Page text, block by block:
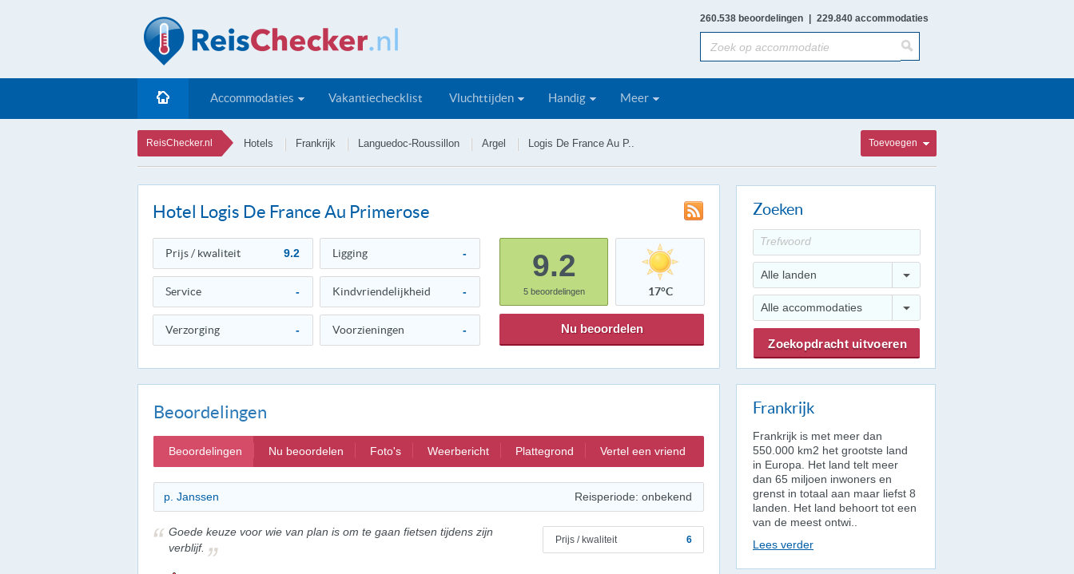
260.538 beoordelingen 229.840 accommodaties
Accommodaties Vakantiechecklist Vluchttijden Handig Meer
ReisChecker.nl Hotels Frankrijk Languedoc-Roussillon Argel Logis De France Au P.. Toevoegen
Hotel Logis De France Au Primerose
Prijs / kwaliteit 9.2 Ligging -
Service - Kindvriendelijkheid -
Verzorging - Voorzieningen -
9.2
5beoordelingen 17°C
Nu beoordelen
Beoordelingen
Beoordelingen Nu beoordelen Foto's Weerbericht Plattegrond Vertel een vriend
p. Janssen Reisperiode: onbekend
Prijs / kwaliteit 6
Goede keuze voor wie van plan is om te gaan fietsen tijdens zijn
verblijf.
Zoeken
Alle landen
Alle accommodaties
Frankrijk
Frankrijk is met meer dan
550.000 km2 het grootste land
in Europa. Het land telt meer
dan 65 miljoen inwoners en
grenst in totaal aan maar liefst 8
landen. Het land behoort tot een
van de meest ontwi..
Lees verder